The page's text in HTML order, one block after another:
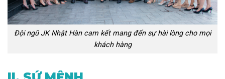
Đội ngũ JK Nhật Hàn cam kết mang đến sự hài lòng cho mọi
khách hàng